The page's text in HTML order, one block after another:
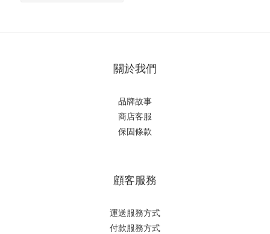
關於我們
品牌故事
商店客服
保固條款
顧客服務
運送服務方式
付款服務方式